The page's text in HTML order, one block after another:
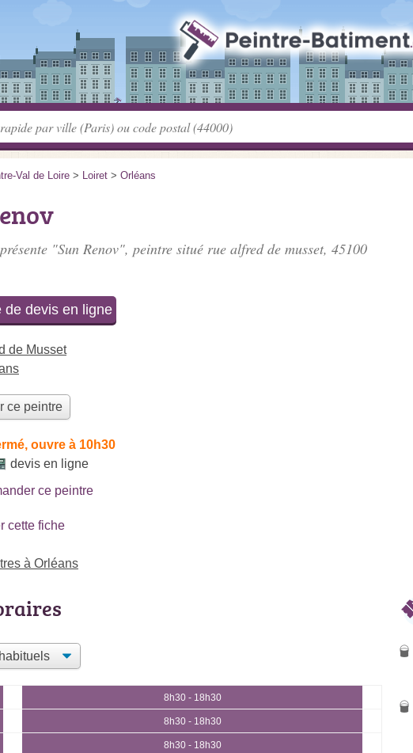
Val de Loire > Loiret > Orléans
"Sun Renov", peintre situé rue alfred de musset, 45100
de devis en ligne
de Musset
ce peintre
ouvre à 10h30
devis en ligne
ce peintre
cette fiche
à Orléans
8h30 - 18h30
8h30 - 18h30
8h30 - 18h30